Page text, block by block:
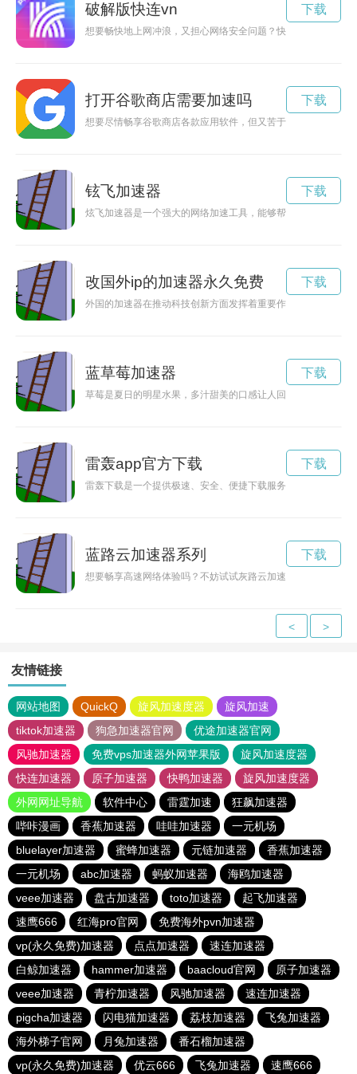
破解版快连vn
想要畅快地上网冲浪，又担心网络安全问题？快连vqn破解版
下载
打开谷歌商店需要加速吗
想要尽情畅享谷歌商店各款应用软件，但又苦于网速慢、翻墙
下载
铉飞加速器
炫飞加速器是一个强大的网络加速工具，能够帮助用户快速、
下载
改国外ip的加速器永久免费
外国的加速器在推动科技创新方面发挥着重要作用，为创业者
下载
蓝草莓加速器
草莓是夏日的明星水果，多汁甜美的口感让人回味无穷。而草
下载
雷轰app官方下载
雷轰下载是一个提供极速、安全、便捷下载服务的平台，无论
下载
蓝路云加速器系列
想要畅享高速网络体验吗？不妨试试灰路云加速器！通过该加
下载
< >
友情链接
网站地图 QuickQ 旋风加速度器
旋风加速
tiktok加速器
狗急加速器官网
优途加速器官网
风驰加速器
免费vps加速器外网苹果版
旋风加速度器
快连加速器
原子加速器 快鸭加速器
旋风加速度器
外网网址导航
软件中心 雷霆加速
狂飙加速器
哔咔漫画
香蕉加速器 哇哇加速器
一元机场
bluelayer加速器
蜜蜂加速器 元链加速器
香蕉加速器
一元机场
abc加速器 蚂蚁加速器
海鸥加速器
veee加速器
盘古加速器 toto加速器
起飞加速器
速鹰666
红海pro官网
免费海外pvn加速器
vp(永久免费)加速器
点点加速器
速连加速器
白鲸加速器
hammer加速器 baacloud官网
原子加速器
veee加速器
青柠加速器 风驰加速器
速连加速器
pigcha加速器
闪电猫加速器 荔枝加速器
飞兔加速器
海外梯子官网
月兔加速器
番石榴加速器
vp(永久免费)加速器
优云666 飞兔加速器 速鹰666